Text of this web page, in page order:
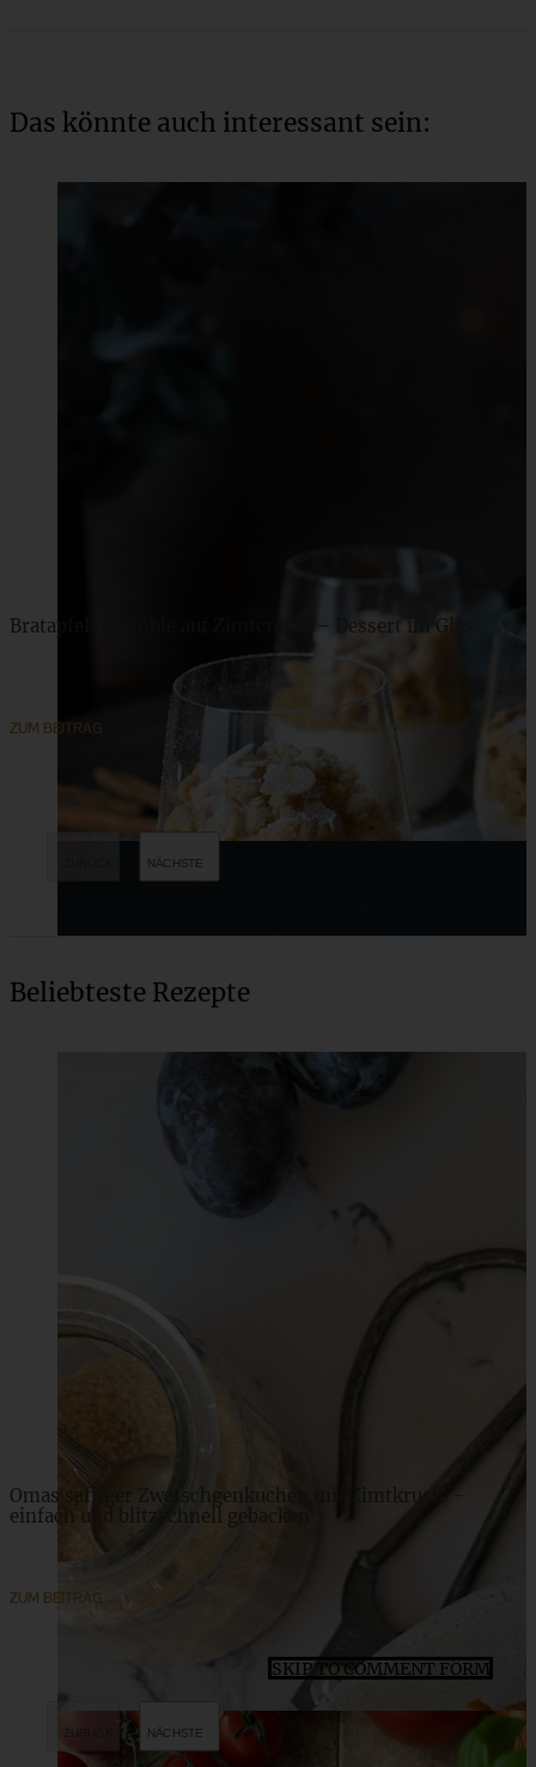
Das könnte auch interessant sein:
Bratapfel-Crumble auf Zimtcreme – Dessert im Glas
ZUM BEITRAG
Low Carb Rote-Bete-Brownies mit Haselnüssen
Beliebteste Rezepte
Omas saftiger Zwetschgenkuchen mit Zimtkruste -
einfach und blitzschnell gebacken
ZUM BEITRAG
SKIP TO COMMENT FORM